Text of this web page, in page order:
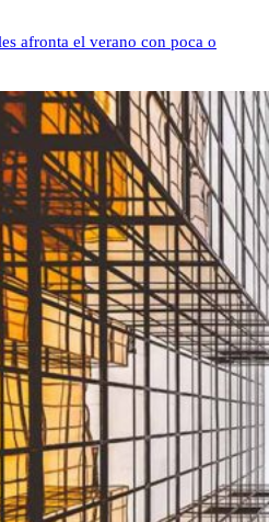
afronta el verano con poca o